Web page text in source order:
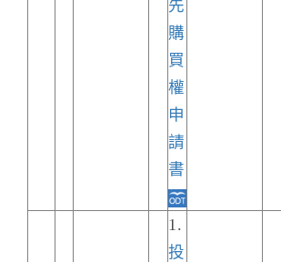
先
購
買
權
申
請
書
1.
投